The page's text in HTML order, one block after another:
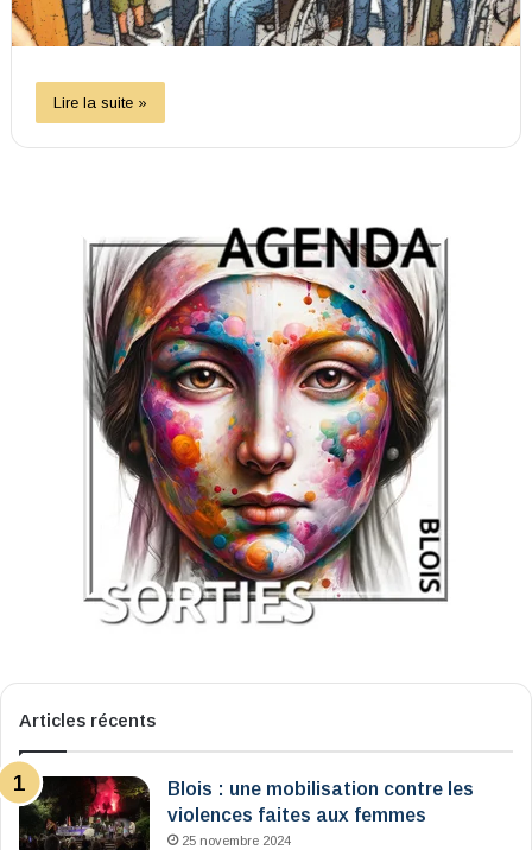
Lire la suite »
Articles récents
Blois : une mobilisation contre les
violences faites aux femmes
25 novembre 2024